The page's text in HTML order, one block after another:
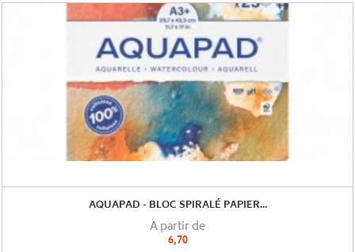
AQUAPAD - BLOC SPIRALÉ PAPIER...
A partir de
6,70